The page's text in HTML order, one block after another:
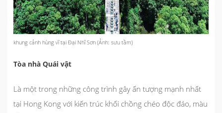
khung cảnh hùng vĩ tại Đại Nhĩ Sơn (Ảnh: sưu tầm)
Tòa nhà Quái vật
Là một trong những công trình gây ấn tượng mạnh nhất
tại Hong Kong với kiến trúc khối chồng chéo độc đáo, màu